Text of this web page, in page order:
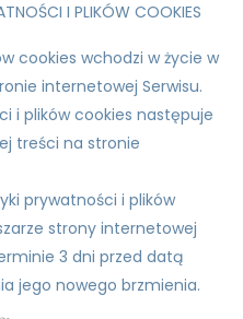
I PLIKÓW COOKIES
cookies wchodzi w życie w
internetowej Serwisu.
i plików cookies następuje
treści na stronie
prywatności i plików
strony internetowej
3 dni przed datą
jego nowego brzmienia.